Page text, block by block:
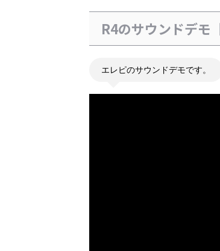
R4のサウンドデモ
エレピのサウンドデモです。